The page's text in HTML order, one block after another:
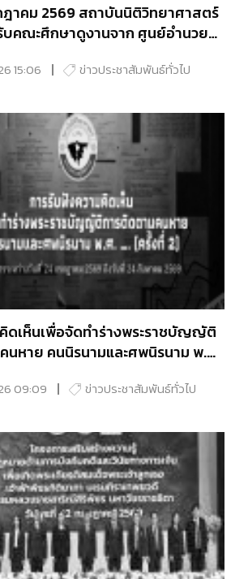
ฎาคม 2569 สถาบันนิติวิทยาศาสตร์
บคณะศึกษาดูงานจาก ศูนย์อำนวย
15:06 ข่าวประชาสัมพันธ์ทั่วไป
ดเห็นเพื่อจัดทำร่างพระราชบัญญัติ
นหาย คนนิรนามและศพนิรนาม พ.ศ.
09:09 ข่าวประชาสัมพันธ์ทั่วไป